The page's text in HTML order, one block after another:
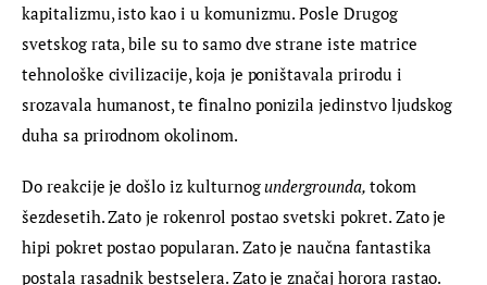
kapitalizmu, isto kao i u komunizmu. Posle Drugog
svetskog rata, bile su to samo dve strane iste matrice
tehnološke civilizacije, koja je poništavala prirodu i
srozavala humanost, te finalno ponizila jedinstvo ljudskog
duha sa prirodnom okolinom.
Do reakcije je došlo iz kulturnog undergrounda, tokom
šezdesetih. Zato je rokenrol postao svetski pokret. Zato je
hipi pokret postao popularan. Zato je naučna fantastika
postala rasadnik bestselera. Zato je značaj horora rastao.